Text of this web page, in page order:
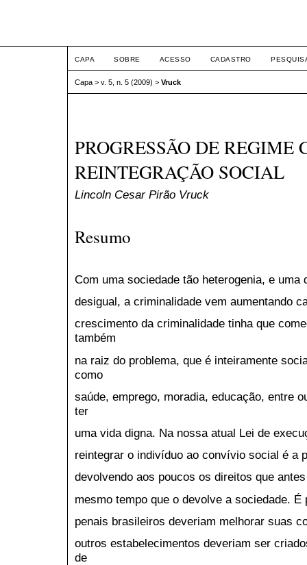
CAPA SOBRE ACESSO CADASTRO
Capa > v. 5, n. 5 (2009) > Vruck
PROGRESSÃO DE REGIME
REINTEGRAÇÃO SOCIAL
Lincoln Cesar Pirão Vruck
Resumo
Com uma sociedade tão heterogenia, e
desigual, a criminalidade vem aumentando
crescimento da criminalidade tinha que
também
na raiz do problema, que é inteiramente
como
saúde, emprego, moradia, educação, entre
ter
uma vida digna. Na nossa atual Lei de
reintegrar o indivíduo ao convívio social é a
devolvendo aos poucos os direitos que
mesmo tempo que o devolve a sociedade.
penais brasileiros deveriam melhorar suas
outros estabelecimentos deveriam ser
de